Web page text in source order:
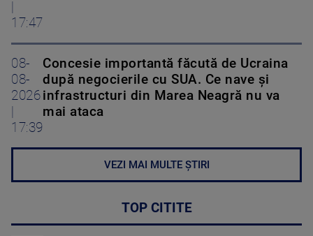
17:47
08-
08-
2026
17:39
Concesie importantă făcută de Ucraina
după negocierile cu SUA. Ce nave şi
infrastructuri din Marea Neagră nu va
mai ataca
VEZI MAI MULTE ȘTIRI
TOP CITITE